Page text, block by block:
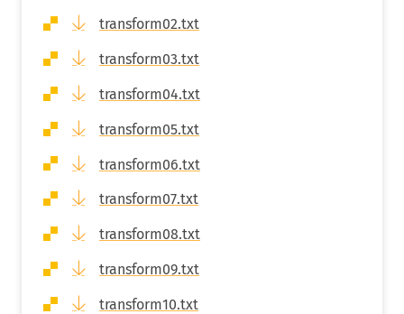
transform02.txt
transform03.txt
transform04.txt
transform05.txt
transform06.txt
transform07.txt
transform08.txt
transform09.txt
transform10.txt